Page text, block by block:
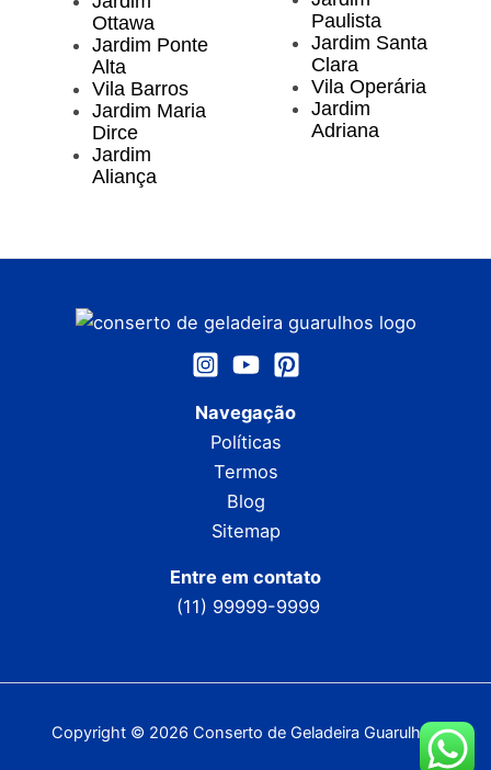
Ottawa
Jardim Ponte
Alta
Vila Barros
Jardim Maria
Dirce
Jardim
Aliança
Paulista
Jardim Santa
Clara
Vila Operária
Jardim
Adriana
Navegação
Políticas
Termos
Blog
Sitemap
Entre em contato
(11) 99999-9999
Copyright © 2026 Conserto de Geladeira Guarulhos